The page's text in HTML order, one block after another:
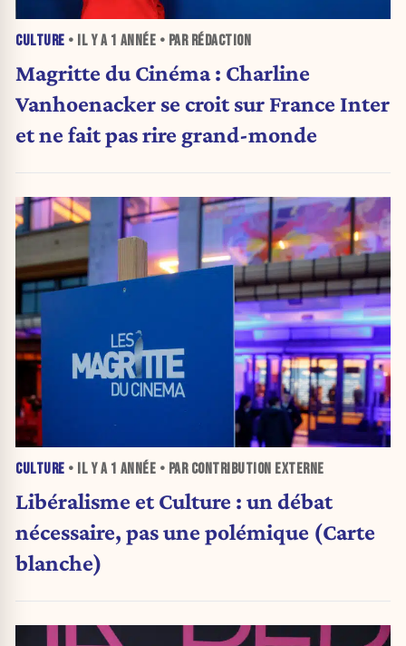
CULTURE • IL Y A 1 ANNÉE • PAR RÉDACTION
Magritte du Cinéma : Charline
Vanhoenacker se croit sur France Inter
et ne fait pas rire grand-monde
CULTURE • IL Y A 1 ANNÉE • PAR CONTRIBUTION EXTERNE
Libéralisme et Culture : un débat
nécessaire, pas une polémique (Carte
blanche)